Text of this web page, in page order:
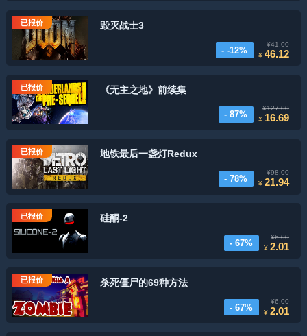
已报价 毁灭战士3
- -12%
¥41.00
¥46.12
已报价 《无主之地》前续集
- 87%
¥127.00
¥ 16.69
已报价 地铁最后一盏灯Redux
- 78%
¥98.00
¥21.94
已报价 硅酮-2
- 67%
¥6.00
¥2.01
已报价 杀死僵尸的69种方法
- 67%
¥6.00
¥2.01